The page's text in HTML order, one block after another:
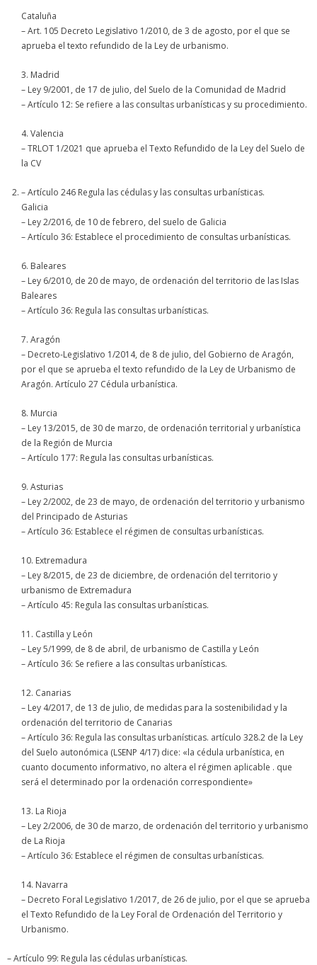
Cataluña
– Art. 105 Decreto Legislativo 1/2010, de 3 de agosto, por el que se
aprueba el texto refundido de la Ley de urbanismo.
3. Madrid
– Ley 9/2001, de 17 de julio, del Suelo de la Comunidad de Madrid
– Artículo 12: Se refiere a las consultas urbanísticas y su procedimiento.
4. Valencia
– TRLOT 1/2021 que aprueba el Texto Refundido de la Ley del Suelo de
la CV
– Artículo 246 Regula las cédulas y las consultas urbanísticas.
Galicia
– Ley 2/2016, de 10 de febrero, del suelo de Galicia
– Artículo 36: Establece el procedimiento de consultas urbanísticas.
6. Baleares
– Ley 6/2010, de 20 de mayo, de ordenación del territorio de las Islas
Baleares
– Artículo 36: Regula las consultas urbanísticas.
7. Aragón
– Decreto-Legislativo 1/2014, de 8 de julio, del Gobierno de Aragón,
por el que se aprueba el texto refundido de la Ley de Urbanismo de
Aragón. Artículo 27 Cédula urbanística.
8. Murcia
– Ley 13/2015, de 30 de marzo, de ordenación territorial y urbanística
de la Región de Murcia
– Artículo 177: Regula las consultas urbanísticas.
9. Asturias
– Ley 2/2002, de 23 de mayo, de ordenación del territorio y urbanismo
del Principado de Asturias
– Artículo 36: Establece el régimen de consultas urbanísticas.
10. Extremadura
– Ley 8/2015, de 23 de diciembre, de ordenación del territorio y
urbanismo de Extremadura
– Artículo 45: Regula las consultas urbanísticas.
11. Castilla y León
– Ley 5/1999, de 8 de abril, de urbanismo de Castilla y León
– Artículo 36: Se refiere a las consultas urbanísticas.
12. Canarias
– Ley 4/2017, de 13 de julio, de medidas para la sostenibilidad y la
ordenación del territorio de Canarias
– Artículo 36: Regula las consultas urbanísticas. artículo 328.2 de la Ley
del Suelo autonómica (LSENP 4/17) dice: «la cédula urbanística, en
cuanto documento informativo, no altera el régimen aplicable . que
será el determinado por la ordenación correspondiente»
13. La Rioja
– Ley 2/2006, de 30 de marzo, de ordenación del territorio y urbanismo
de La Rioja
– Artículo 36: Establece el régimen de consultas urbanísticas.
14. Navarra
– Decreto Foral Legislativo 1/2017, de 26 de julio, por el que se aprueba
el Texto Refundido de la Ley Foral de Ordenación del Territorio y
Urbanismo.
– Artículo 99: Regula las cédulas urbanísticas.